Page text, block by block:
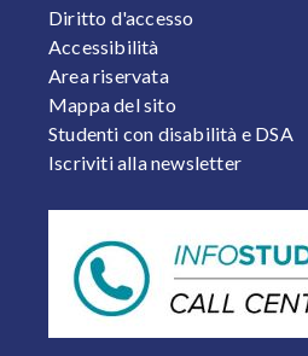
FOOTER 2
Diritto d'accesso
Accessibilità
Area riservata
Mappa del sito
Studenti con disabilità e DSA
Iscriviti alla newsletter